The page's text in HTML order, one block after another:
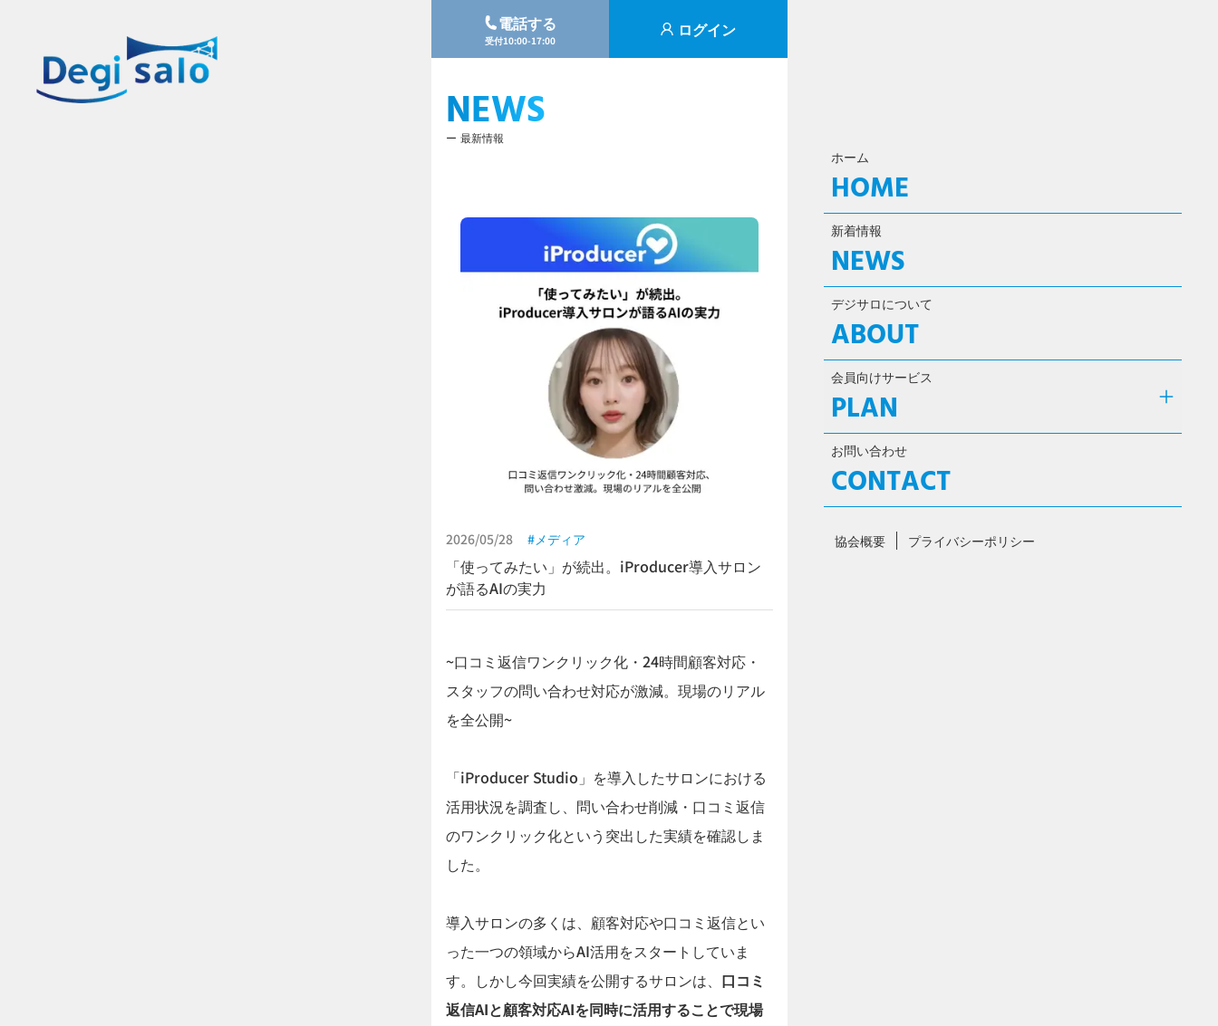
電話する
受付10:00-17:00 ログイン
NEWS
最新情報
2026/05/28 メディア
「使ってみたい」が続出。iProducer導入サロン
が語るAIの実力
~口コミ返信ワンクリック化・24時間顧客対応・
スタッフの問い合わせ対応が激減。現場のリアル
を全公開~
「iProducer Studio」を導入したサロンにおける
活用状況を調査し、問い合わせ削減・口コミ返信
のワンクリック化という突出した実績を確認しま
した。
導入サロンの多くは、顧客対応や口コミ返信とい
った一つの領域からAI活用をスタートしていま
す。しかし今回実績を公開するサロンは、 口コミ
返信AIと顧客対応AIを同時に活用することで現場
ホーム
HOME
新着情報
NEWS
デジサロについて
ABOUT
会員向けサービス
PLAN
お問い合わせ
CONTACT
協会概要 プライバシーポリシー